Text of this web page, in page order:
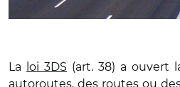
La loi 3DS (art. 38) a ouvert
autoroutes, des routes ou